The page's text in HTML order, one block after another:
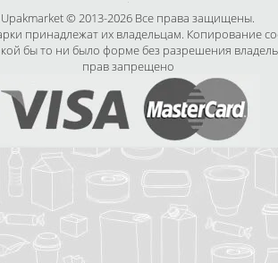
Upakmarket © 2013-2026 Все права защищены.
принадлежат их владельцам. Копирование
бы то ни было форме без разрешения
прав запрещено